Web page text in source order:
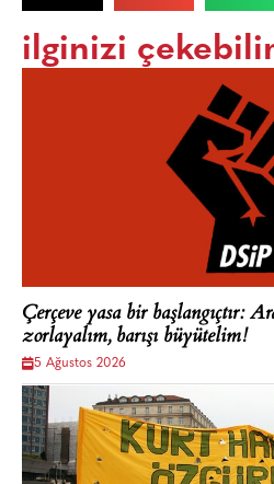
ilginizi
Çerçeve yasa bir başlangıçtır:
zorlayalım, barışı büyütelim!
5 Ağustos 2026